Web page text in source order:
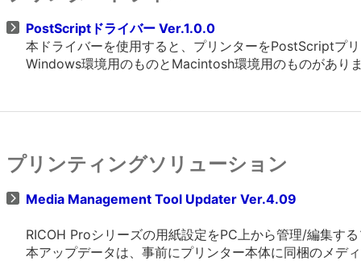
PostScriptドライバー Ver.1.0.0
本ドライバーを使用すると、プリンターをPostScriptプ
Windows環境用のものとMacintosh環境用のものがあり
プリンティングソリューション
Media Management Tool Updater Ver.4.09
RICOH Proシリーズの用紙設定をPC上から管理/編集す
本アップデータは、事前にプリンター本体に同梱のメ